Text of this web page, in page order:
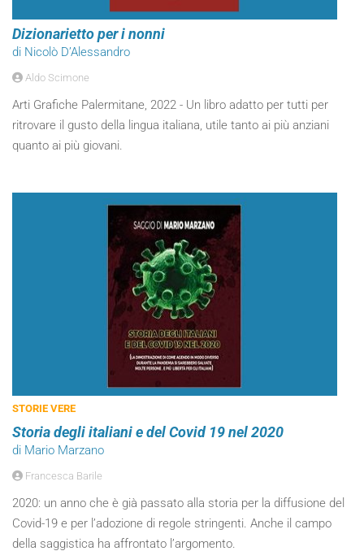
Dizionarietto per i nonni
di Nicolò D’Alessandro
Aldo Scimone
Arti Grafiche Palermitane, 2022 - Un libro adatto per tutti per
ritrovare il gusto della lingua italiana, utile tanto ai più anziani
quanto ai più giovani.
STORIE VERE
Storia degli italiani e del Covid 19 nel 2020
di Mario Marzano
Francesca Barile
2020: un anno che è già passato alla storia per la diffusione del
Covid-19 e per l’adozione di regole stringenti. Anche il campo
della saggistica ha affrontato l’argomento.